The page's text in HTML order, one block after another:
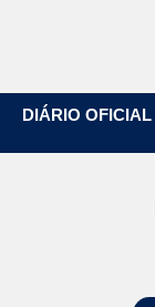
DIÁRIO